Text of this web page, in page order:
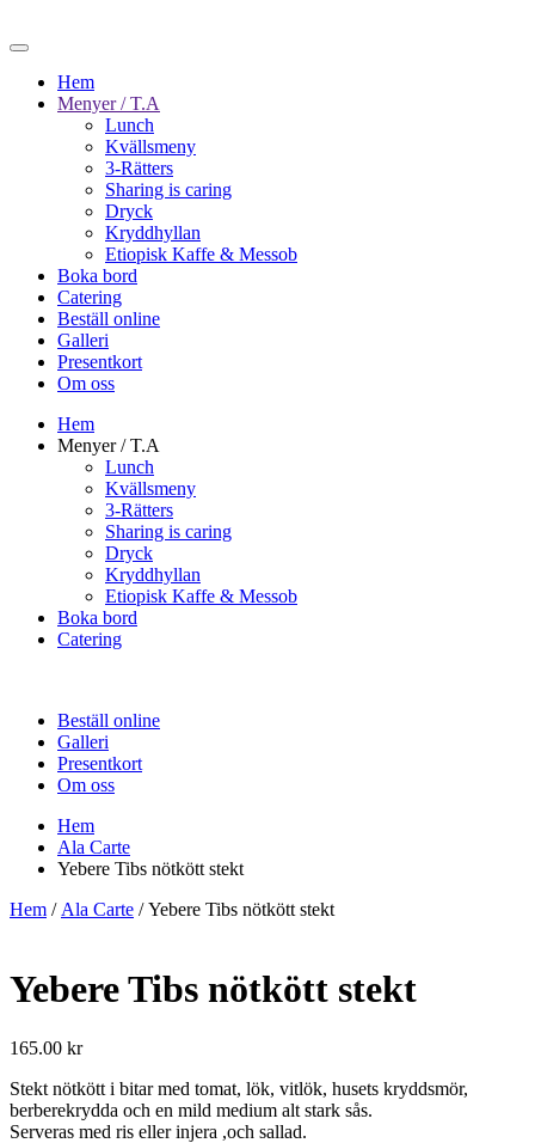
Hem
Menyer / T.A
Lunch
Kvällsmeny
3-Rätters
Sharing is caring
Dryck
Kryddhyllan
Etiopisk Kaffe & Messob
Boka bord
Catering
Beställ online
Galleri
Presentkort
Om oss
Hem
Menyer / T.A
Lunch
Kvällsmeny
3-Rätters
Sharing is caring
Dryck
Kryddhyllan
Etiopisk Kaffe & Messob
Boka bord
Catering
Beställ online
Galleri
Presentkort
Om oss
Hem
Ala Carte
Yebere Tibs nötkött stekt
Hem / Ala Carte / Yebere Tibs nötkött stekt
Yebere Tibs nötkött stekt
165.00 kr
Stekt nötkött i bitar med tomat, lök, vitlök, husets kryddsmör,
berberekrydda och en mild medium alt stark sås.
Serveras med ris eller injera ,och sallad.